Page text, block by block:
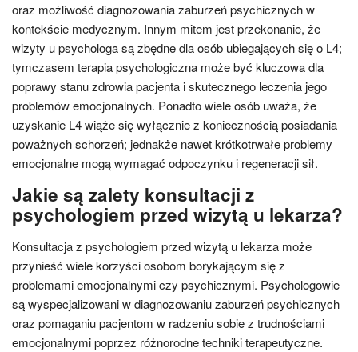
oraz możliwość diagnozowania zaburzeń psychicznych w
kontekście medycznym. Innym mitem jest przekonanie, że
wizyty u psychologa są zbędne dla osób ubiegających się o L4;
tymczasem terapia psychologiczna może być kluczowa dla
poprawy stanu zdrowia pacjenta i skutecznego leczenia jego
problemów emocjonalnych. Ponadto wiele osób uważa, że
uzyskanie L4 wiąże się wyłącznie z koniecznością posiadania
poważnych schorzeń; jednakże nawet krótkotrwałe problemy
emocjonalne mogą wymagać odpoczynku i regeneracji sił.
Jakie są zalety konsultacji z
psychologiem przed wizytą u lekarza?
Konsultacja z psychologiem przed wizytą u lekarza może
przynieść wiele korzyści osobom borykającym się z
problemami emocjonalnymi czy psychicznymi. Psychologowie
są wyspecjalizowani w diagnozowaniu zaburzeń psychicznych
oraz pomaganiu pacjentom w radzeniu sobie z trudnościami
emocjonalnymi poprzez różnorodne techniki terapeutyczne.